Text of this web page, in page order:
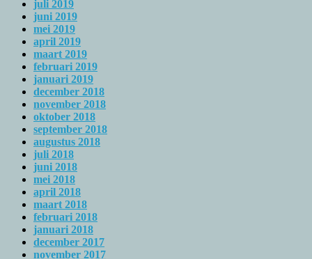
juli 2019
juni 2019
mei 2019
april 2019
maart 2019
februari 2019
januari 2019
december 2018
november 2018
oktober 2018
september 2018
augustus 2018
juli 2018
juni 2018
mei 2018
april 2018
maart 2018
februari 2018
januari 2018
december 2017
november 2017